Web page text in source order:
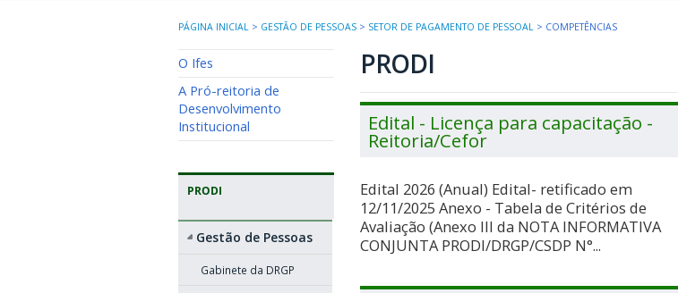
PÁGINA INICIAL > GESTÃO DE PESSOAS > SETOR DE PAGAMENTO DE PESSOAL > COMPETÊNCIAS
O Ifes
A Pró-reitoria de
Desenvolvimento
Institucional
PRODI
Gestão de Pessoas
Gabinete da DRGP
PRODI
Edital - Licença para capacitação -
Reitoria/Cefor
Edital 2026 (Anual) Edital- retificado em
12/11/2025 Anexo - Tabela de Critérios de
Avaliação (Anexo III da NOTA INFORMATIVA
CONJUNTA PRODI/DRGP/CSDP N°...